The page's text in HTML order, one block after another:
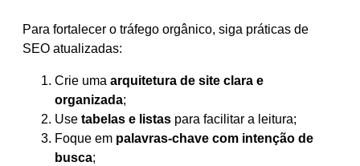
Para fortalecer o tráfego orgânico, siga práticas de
SEO atualizadas:
Crie uma arquitetura de site clara e
organizada;
Use tabelas e listas para facilitar a leitura;
Foque em palavras-chave com intenção de
busca;